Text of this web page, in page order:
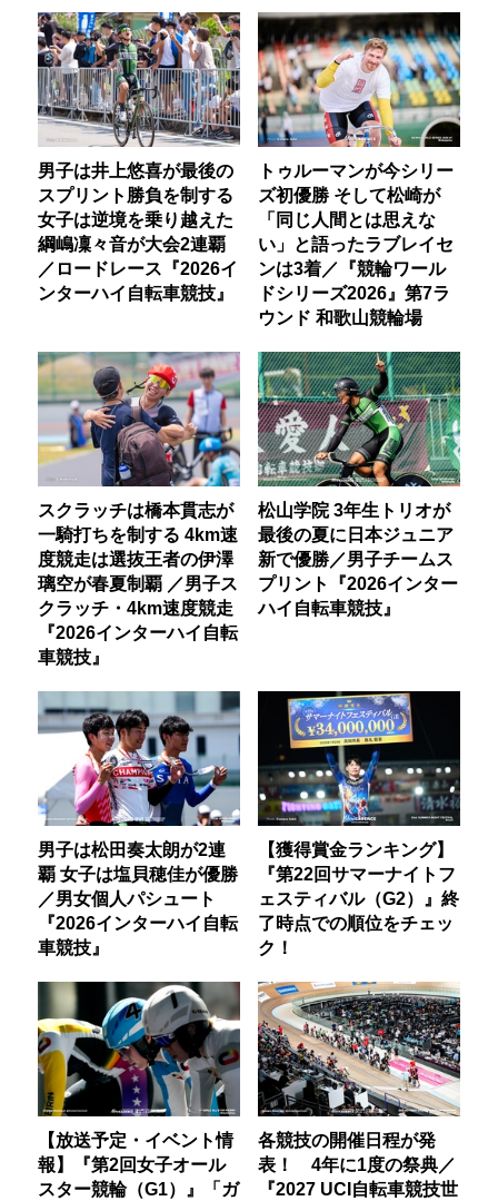
男子は井上悠喜が最後の
スプリント勝負を制する
女子は逆境を乗り越えた
綱嶋凜々音が大会2連覇
／ロードレース『2026イ
ンターハイ自転車競技』
トゥルーマンが今シリー
ズ初優勝 そして松崎が
「同じ人間とは思えな
い」と語ったラブレイセ
ンは3着／『競輪ワール
ドシリーズ2026』第7ラ
ウンド 和歌山競輪場
スクラッチは橋本貫志が
一騎打ちを制する 4km速
度競走は選抜王者の伊澤
璃空が春夏制覇 ／男子ス
クラッチ・4km速度競走
『2026インターハイ自転
車競技』
松山学院 3年生トリオが
最後の夏に日本ジュニア
新で優勝／男子チームス
プリント『2026インター
ハイ自転車競技』
男子は松田奏太朗が2連
覇 女子は塩貝穂佳が優勝
／男女個人パシュート
『2026インターハイ自転
車競技』
【獲得賞金ランキング】
『第22回サマーナイトフ
ェスティバル（G2）』終
了時点での順位をチェッ
ク！
【放送予定・イベント情
報】『第2回女子オール
スター競輪（G1）』「ガ
各競技の開催日程が発
表！ 4年に1度の祭典／
『2027 UCI自転車競技世